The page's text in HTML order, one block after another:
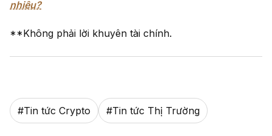
nhiêu?
**Không phải lời khuyên tài chính.
#Tin tức Crypto #Tin tức Thị Trường